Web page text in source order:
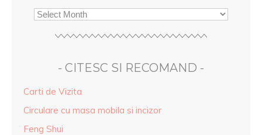
- CITESC SI RECOMAND -
Carti de Vizita
Circulare cu masa mobila si incizor
Feng Shui